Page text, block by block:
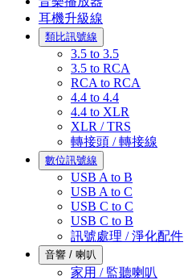
耳機升級線
類比訊號線
3.5 to 3.5
3.5 to RCA
RCA to RCA
4.4 to 4.4
4.4 to XLR
XLR / TRS
轉接頭 / 轉接線
數位訊號線
USB A to B
USB A to C
USB C to C
USB C to B
訊號處理 / 淨化配件
音響 / 喇叭
家用 / 監聽喇叭